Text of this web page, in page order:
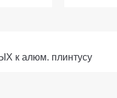
к алюм. плинтусу